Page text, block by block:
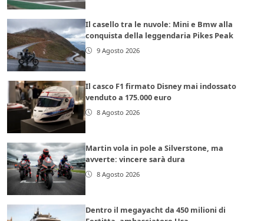
Il casello tra le nuvole: Mini e Bmw alla
conquista della leggendaria Pikes Peak
9 Agosto 2026
Il casco F1 firmato Disney mai indossato
venduto a 175.000 euro
8 Agosto 2026
Martin vola in pole a Silverstone, ma
avverte: vincere sarà dura
8 Agosto 2026
Dentro il megayacht da 450 milioni di